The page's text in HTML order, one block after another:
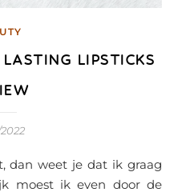
LIPSTICKS
moest ik even door de